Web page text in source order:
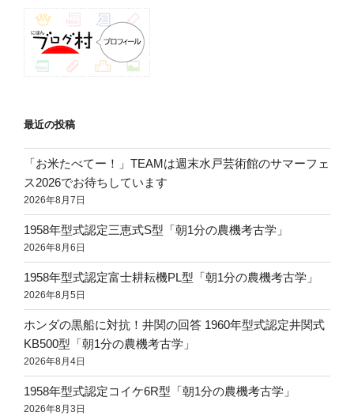
ン
最近の投稿
「お米たべてー！」TEAMは週末水戸芸術館のサマーフェ
ス2026でお待ちしています
2026年8月7日
1958年型式認定三恵式S型「朝1分の農機考古学」
2026年8月6日
1958年型式認定富士耕耘機PL型「朝1分の農機考古学」
2026年8月5日
ホンダの黒船に対抗！井関の回答 1960年型式認定井関式
KB500型「朝1分の農機考古学」
2026年8月4日
1958年型式認定コイケ6R型「朝1分の農機考古学」
2026年8月3日